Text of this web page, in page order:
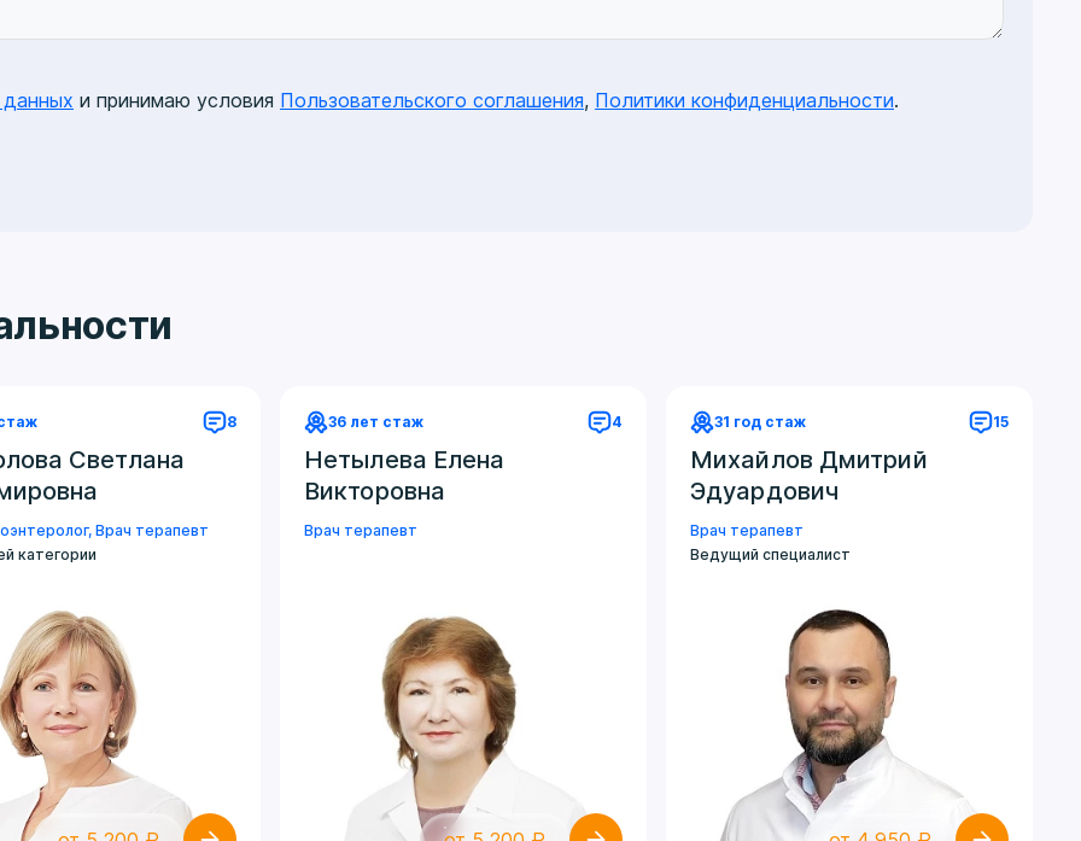
данных и принимаю условия Пользовательского соглашения, Политики конфиденциальности.
8
Светлана
, Врач терапевт
категории
36 лет стаж 4
Нетылева Елена
Викторовна
Врач терапевт
31 год стаж 15
Михайлов Дмитрий
Эдуардович
Врач терапевт
Ведущий специалист